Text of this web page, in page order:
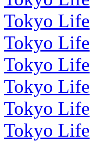
Tokyo Life
Tokyo Life
Tokyo Life
Tokyo Life
Tokyo Life
Tokyo Life